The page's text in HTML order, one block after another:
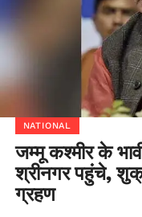
NATIONAL
जम्मू कश्मीर के
श्रीनगर पहुंचे,
ग्रहण